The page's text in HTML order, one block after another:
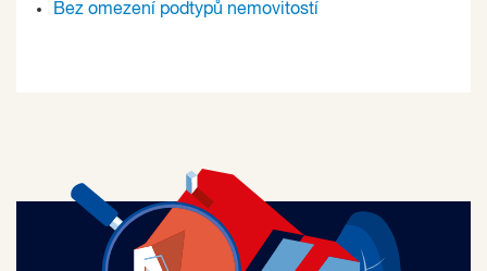
Bez omezení podtypů nemovitostí